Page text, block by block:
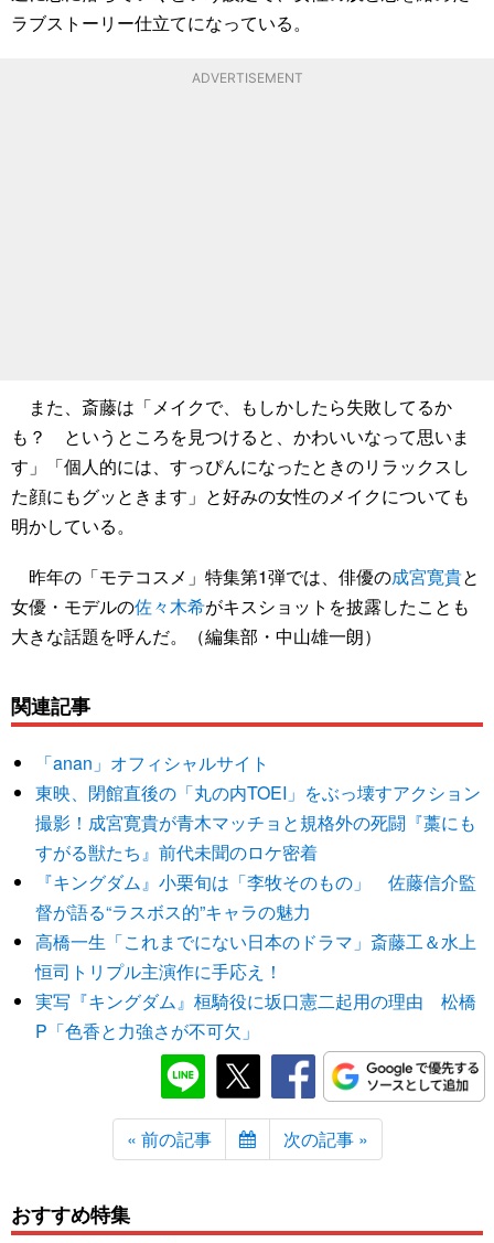
ラブストーリー仕立てになっている。
ADVERTISEMENT
また、斎藤は「メイクで、もしかしたら失敗してるか
も？ というところを見つけると、かわいいなって思いま
す」「個人的には、すっぴんになったときのリラックスし
た顔にもグッときます」と好みの女性のメイクについても
明かしている。
昨年の「モテコスメ」特集第1弾では、俳優の成宮寛貴と
女優・モデルの佐々木希がキスショットを披露したことも
大きな話題を呼んだ。（編集部・中山雄一朗）
関連記事
「anan」オフィシャルサイト
東映、閉館直後の「丸の内TOEI」をぶっ壊すアクション
撮影！成宮寛貴が青木マッチョと規格外の死闘『藁にも
すがる獣たち』前代未聞のロケ密着
『キングダム』小栗旬は「李牧そのもの」 佐藤信介監
督が語る“ラスボス的”キャラの魅力
高橋一生「これまでにない日本のドラマ」斎藤工＆水上
恒司トリプル主演作に手応え！
実写『キングダム』桓騎役に坂口憲二起用の理由 松橋
P「色香と力強さが不可欠」
« 前の記事 次の記事 »
おすすめ特集